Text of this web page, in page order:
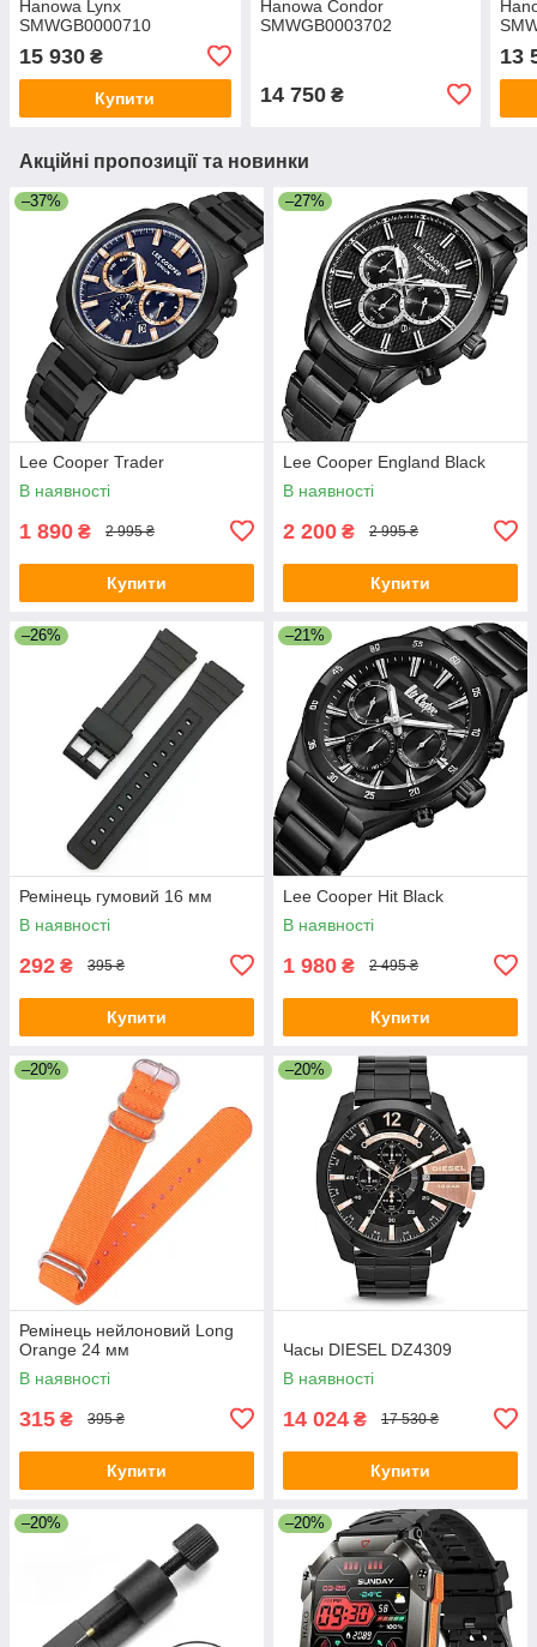
Hanowa Lynx
SMWGB0000710
15 930 ₴
Купити
Hanowa Condor
SMWGB0003702
14 750₴
13
Акційні пропозиції та новинки
–37%
Lee Cooper Trader
В наявності
1 890 ₴ 2 995 ₴
Купити
–27%
Lee Cooper England Black
В наявності
2 200 ₴ 2 995 ₴
Купити
–26%
Ремінець гумовий 16 мм
В наявності
292 ₴ 395 ₴
Купити
–21%
Lee Cooper Hit Black
В наявності
1 980 ₴ 2 495 ₴
Купити
–20%
Ремінець нейлоновий Long
Orange 24 мм
В наявності
315 ₴ 395 ₴
Купити
–20%
Часы DIESEL DZ4309
В наявності
14 024 ₴ 17 530 ₴
Купити
–20% –20%